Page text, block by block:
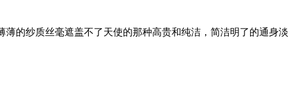
的纱质丝毫遮盖不了天使的那种高贵和纯洁，简洁明了的通身淡